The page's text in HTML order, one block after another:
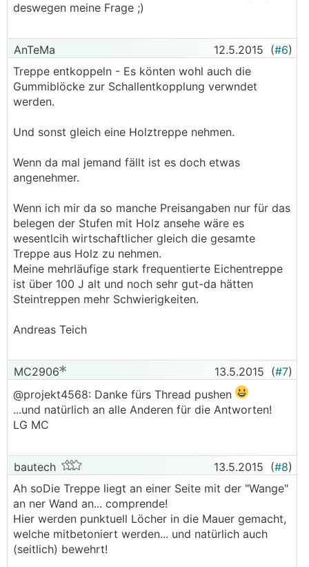
deswegen meine Frage ;)
AnTeMa 12.5.2015 (#6)
Treppe entkoppeln - Es könten wohl auch die
Gummiblöcke zur Schallentkopplung verwndet
werden.
Und sonst gleich eine Holztreppe nehmen.
Wenn da mal jemand fällt ist es doch etwas
angenehmer.
Wenn ich mir da so manche Preisangaben nur für das
belegen der Stufen mit Holz ansehe wäre es
wesentlcih wirtschaftlicher gleich die gesamte
Treppe aus Holz zu nehmen.
Meine mehrläufige stark frequentierte Eichentreppe
ist über 100 J alt und noch sehr gut-da hätten
Steintreppen mehr Schwierigkeiten.
Andreas Teich
MC2906 13.5.2015 (#7)
@projekt4568: Danke fürs Thread pushen
...und natürlich an alle Anderen für die Antworten!
LG MC
bautech 13.5.2015 (#8)
Ah soDie Treppe liegt an einer Seite mit der "Wange"
an ner Wand an... comprende!
Hier werden punktuell Löcher in die Mauer gemacht,
welche mitbetoniert werden... und natürlich auch
(seitlich) bewehrt!